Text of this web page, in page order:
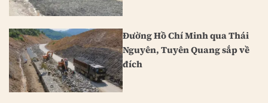
Đường Hồ Chí Minh qua Thái
Nguyên, Tuyên Quang sắp về
đích